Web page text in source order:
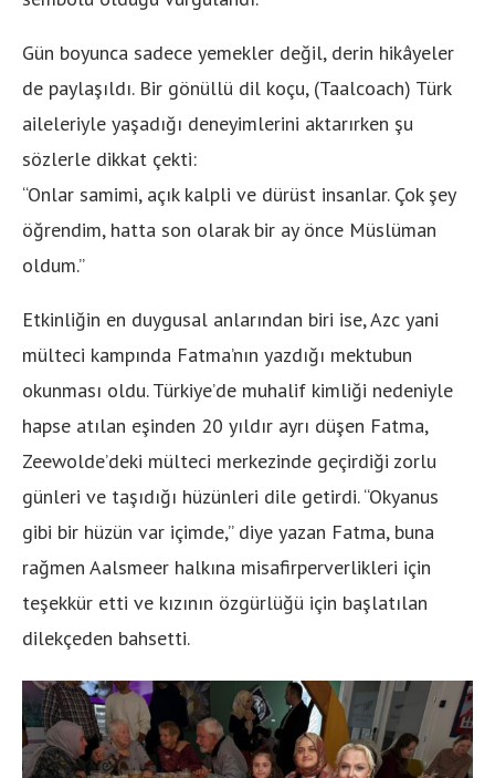
Gün boyunca sadece yemekler değil, derin hikâyeler
de paylaşıldı. Bir gönüllü dil koçu, (Taalcoach) Türk
aileleriyle yaşadığı deneyimlerini aktarırken şu
sözlerle dikkat çekti:
“Onlar samimi, açık kalpli ve dürüst insanlar. Çok şey
öğrendim, hatta son olarak bir ay önce Müslüman
oldum.”
Etkinliğin en duygusal anlarından biri ise, Azc yani
mülteci kampında Fatma’nın yazdığı mektubun
okunması oldu. Türkiye’de muhalif kimliği nedeniyle
hapse atılan eşinden 20 yıldır ayrı düşen Fatma,
Zeewolde’deki mülteci merkezinde geçirdiği zorlu
günleri ve taşıdığı hüzünleri dile getirdi. “Okyanus
gibi bir hüzün var içimde,” diye yazan Fatma, buna
rağmen Aalsmeer halkına misafirperverlikleri için
teşekkür etti ve kızının özgürlüğü için başlatılan
dilekçeden bahsetti.